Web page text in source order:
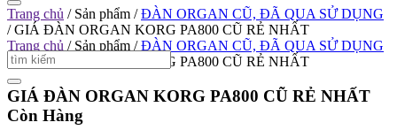
Trang chủ / Sản phẩm / ĐÀN ORGAN CŨ, ĐÃ QUA SỬ DỤNG
/ GIÁ ĐÀN ORGAN KORG PA800 CŨ RẺ NHẤT
Trang chủ / Sản phẩm / ĐÀN ORGAN CŨ, ĐÃ QUA SỬ DỤNG
GIÁ ĐÀN ORGAN KORG PA800 CŨ RẺ NHẤT
GIÁ ĐÀN ORGAN KORG PA800 CŨ RẺ NHẤT
Còn Hàng